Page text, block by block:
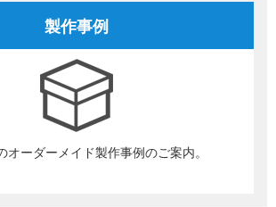
製作事例
オーダーメイド製作事例のご案内。